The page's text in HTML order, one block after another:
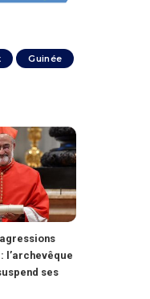
Guinée
l’archevêque
ses